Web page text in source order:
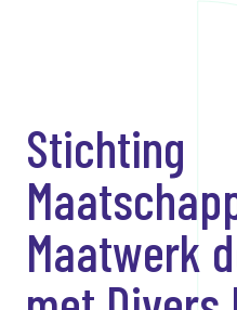
Stichting
Maatwerk